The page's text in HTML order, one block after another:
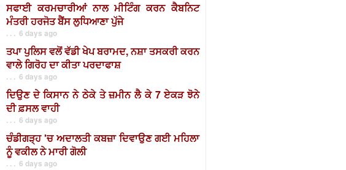
ਸਫਾਈ ਕਰਮਚਾਰੀਆਂ ਨਾਲ ਮੀਟਿੰਗ ਕਰਨ ਕੈਬਨਿਟ
ਮੰਤਰੀ ਹਰਜੋਤ ਬੈਂਸ ਲੁਧਿਆਣਾ ਪੁੱਜੇ
. . . 6 days ago
ਤਪਾ ਪੁਲਿਸ ਵਲੋਂ ਵੱਡੀ ਖੇਪ ਬਰਾਮਦ, ਨਸ਼ਾ ਤਸਕਰੀ ਕਰਨ
ਵਾਲੇ ਗਿਰੋਹ ਦਾ ਕੀਤਾ ਪਰਦਾਫਾਸ਼
. . . 6 days ago
ਦਿਉਣ ਦੇ ਕਿਸਾਨ ਨੇ ਠੇਕੇ ਤੇ ਜ਼ਮੀਨ ਲੈ ਕੇ 7 ਏਕੜ ਝੋਨੇ
ਦੀ ਫ਼ਸਲ ਵਾਹੀ
. . . 6 days ago
ਚੰਡੀਗੜ੍ਹ 'ਚ ਅਦਾਲਤੀ ਕਬਜ਼ਾ ਦਿਵਾਉਣ ਗਈ ਮਹਿਲਾ
ਨੂੰ ਵਕੀਲ ਨੇ ਮਾਰੀ ਗੋਲੀ
. . . 6 days ago